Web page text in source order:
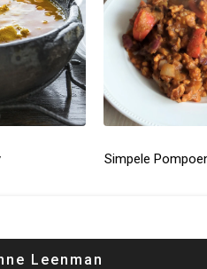
Simpele
Leenman